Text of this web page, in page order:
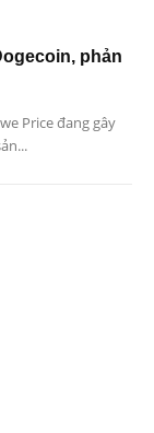
phản
Price đang gây